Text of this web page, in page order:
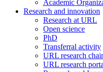
Academic
Research and innovation
Research at URL
Open science
PhD
Transferral activity
URL research
URL research